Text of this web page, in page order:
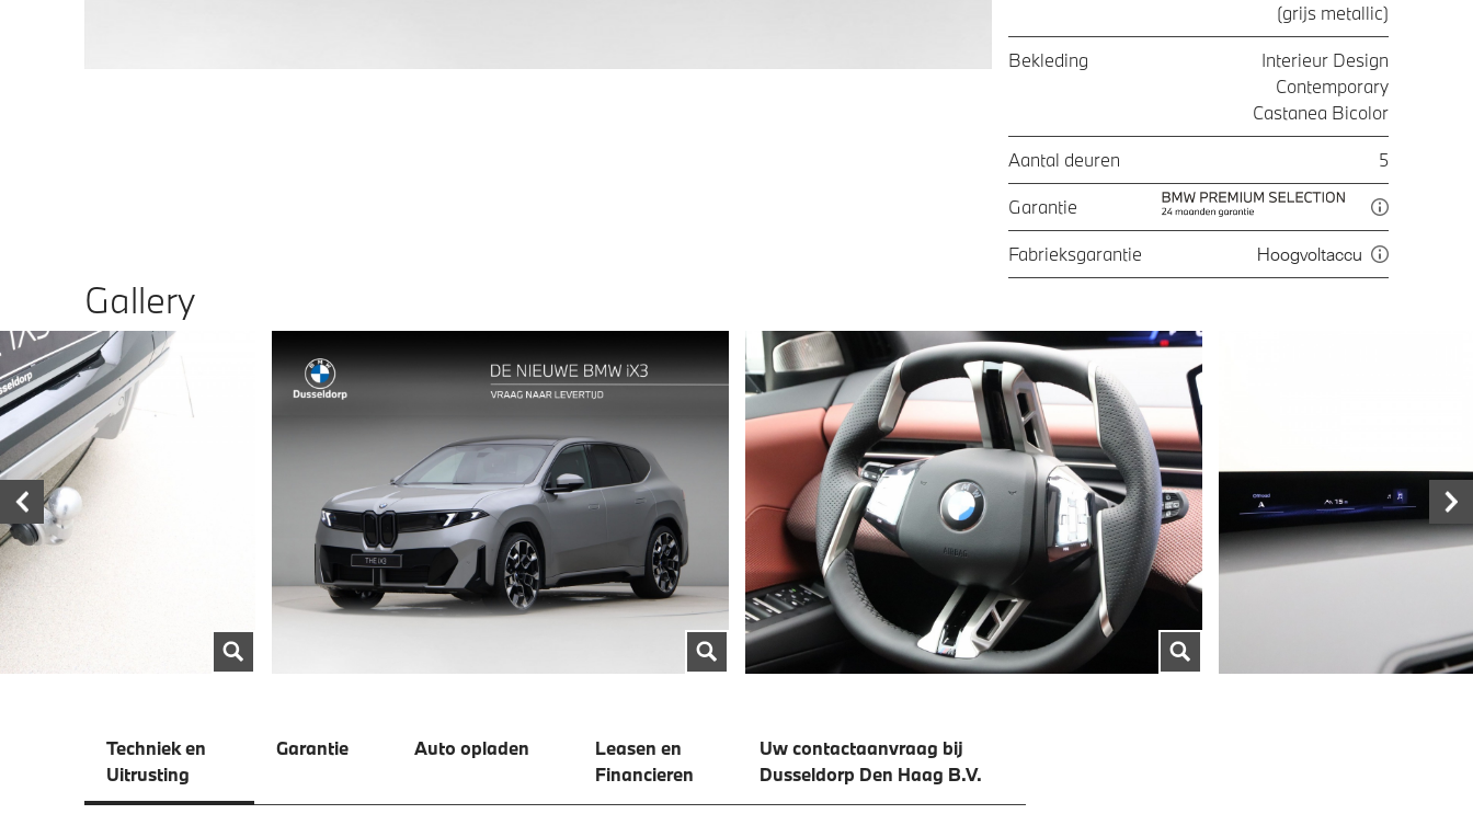
(grijs metallic)
Bekleding
Interieur Design
Contemporary
Castanea Bicolor
Aantal deuren 5
Garantie
Fabrieksgarantie Hoogvoltaccu
Gallery
Techniek en
Uitrusting
Garantie Auto opladen
Leasen en
Financieren
Uw contactaanvraag bij
Dusseldorp Den Haag B.V.